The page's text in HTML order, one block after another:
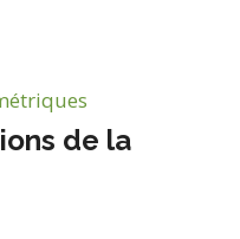
de la